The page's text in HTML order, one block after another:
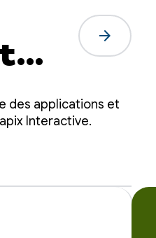
arrow_forward
des applications et
Interactive.